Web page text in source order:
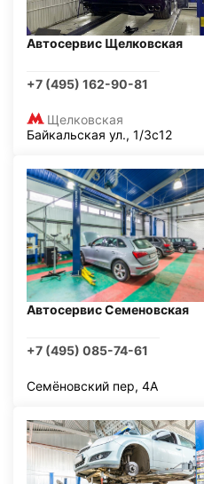
Автосервис Щелковская
+7 (495) 162-90-81
Щелковская
Байкальская ул., 1/3с12
Автосервис Семеновская
+7 (495) 085-74-61
Семёновский пер, 4А